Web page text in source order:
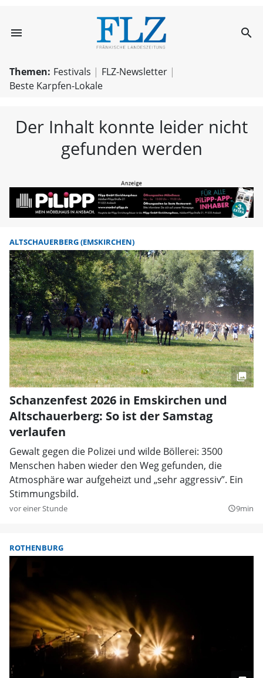
menu FLZ – search
Themen: Festivals
FLZ-Newsletter
Beste Karpfen-Lokale
Der Inhalt konnte leider nicht
gefunden werden
ALTSCHAUERBERG (EMSKIRCHEN)
Schanzenfest 2026 in Emskirchen und
Altschauerberg: So ist der Samstag
verlaufen
Gewalt gegen die Polizei und wilde Böllerei: 3500
Menschen haben wieder den Weg gefunden, die
Atmosphäre war aufgeheizt und „sehr aggressiv”. Ein
Stimmungsbild.
vor einer Stunde query_builder9min
ROTHENBURG